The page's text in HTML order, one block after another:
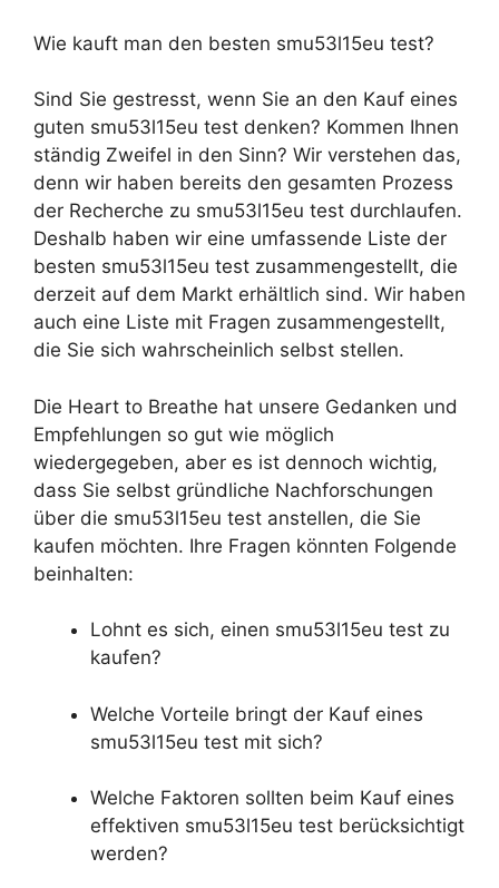
Wie kauft man den besten smu53l15eu test?
Sind Sie gestresst, wenn Sie an den Kauf eines
guten smu53l15eu test denken? Kommen Ihnen
ständig Zweifel in den Sinn? Wir verstehen das,
denn wir haben bereits den gesamten Prozess
der Recherche zu smu53l15eu test durchlaufen.
Deshalb haben wir eine umfassende Liste der
besten smu53l15eu test zusammengestellt, die
derzeit auf dem Markt erhältlich sind. Wir haben
auch eine Liste mit Fragen zusammengestellt,
die Sie sich wahrscheinlich selbst stellen.
Die Heart to Breathe hat unsere Gedanken und
Empfehlungen so gut wie möglich
wiedergegeben, aber es ist dennoch wichtig,
dass Sie selbst gründliche Nachforschungen
über die smu53l15eu test anstellen, die Sie
kaufen möchten. Ihre Fragen könnten Folgende
beinhalten:
Lohnt es sich, einen smu53l15eu test zu
kaufen?
Welche Vorteile bringt der Kauf eines
smu53l15eu test mit sich?
Welche Faktoren sollten beim Kauf eines
effektiven smu53l15eu test berücksichtigt
werden?